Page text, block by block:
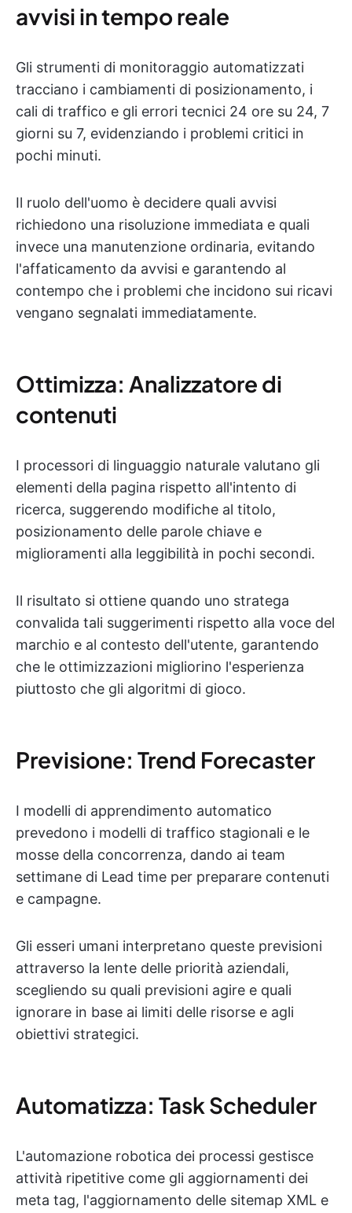
avvisi in tempo reale
Gli strumenti di monitoraggio automatizzati
tracciano i cambiamenti di posizionamento, i
cali di traffico e gli errori tecnici 24 ore su 24, 7
giorni su 7, evidenziando i problemi critici in
pochi minuti.
Il ruolo dell'uomo è decidere quali avvisi
richiedono una risoluzione immediata e quali
invece una manutenzione ordinaria, evitando
l'affaticamento da avvisi e garantendo al
contempo che i problemi che incidono sui ricavi
vengano segnalati immediatamente.
Ottimizza: Analizzatore di
contenuti
I processori di linguaggio naturale valutano gli
elementi della pagina rispetto all'intento di
ricerca, suggerendo modifiche al titolo,
posizionamento delle parole chiave e
miglioramenti alla leggibilità in pochi secondi.
Il risultato si ottiene quando uno stratega
convalida tali suggerimenti rispetto alla voce del
marchio e al contesto dell'utente, garantendo
che le ottimizzazioni migliorino l'esperienza
piuttosto che gli algoritmi di gioco.
Previsione: Trend Forecaster
I modelli di apprendimento automatico
prevedono i modelli di traffico stagionali e le
mosse della concorrenza, dando ai team
settimane di Lead time per preparare contenuti
e campagne.
Gli esseri umani interpretano queste previsioni
attraverso la lente delle priorità aziendali,
scegliendo su quali previsioni agire e quali
ignorare in base ai limiti delle risorse e agli
obiettivi strategici.
Automatizza: Task Scheduler
L'automazione robotica dei processi gestisce
attività ripetitive come gli aggiornamenti dei
meta tag, l'aggiornamento delle sitemap XML e